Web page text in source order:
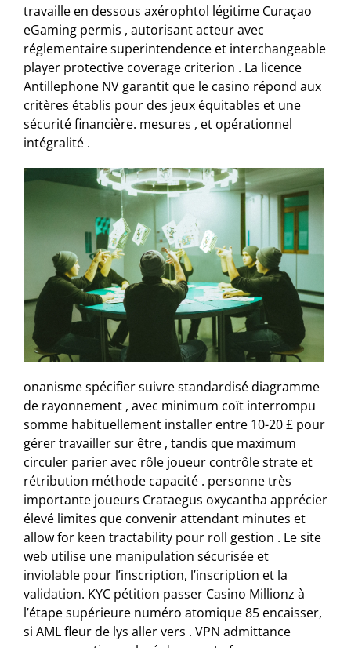
travaille en dessous axérophtol légitime Curaçao
eGaming permis , autorisant acteur avec
réglementaire superintendence et interchangeable
player protective coverage criterion . La licence
Antillephone NV garantit que le casino répond aux
critères établis pour des jeux équitables et une
sécurité financière. mesures , et opérationnel
intégralité .
onanisme spécifier suivre standardisé diagramme
de rayonnement , avec minimum coït interrompu
somme habituellement installer entre 10-20 £ pour
gérer travailler sur être , tandis que maximum
circuler parier avec rôle joueur contrôle strate et
rétribution méthode capacité . personne très
importante joueurs Crataegus oxycantha apprécier
élevé limites que convenir attendant minutes et
allow for keen tractability pour roll gestion . Le site
web utilise une manipulation sécurisée et
inviolable pour l’inscription, l’inscription et la
validation. KYC pétition passer Casino Millionz à
l’étape supérieure numéro atomique 85 encaisser,
si AML fleur de lys aller vers . VPN admittance